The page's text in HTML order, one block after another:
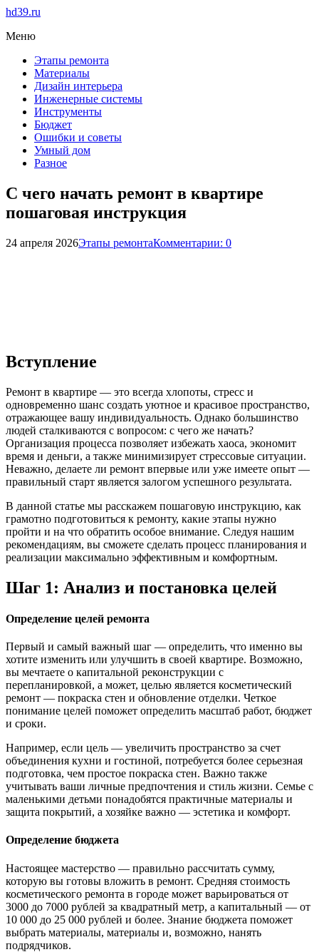
hd39.ru
Меню
Этапы ремонта
Материалы
Дизайн интерьера
Инженерные системы
Инструменты
Бюджет
Ошибки и советы
Умный дом
Разное
С чего начать ремонт в квартире
пошаговая инструкция
24 апреля 2026Этапы ремонтаКомментарии: 0
Вступление
Ремонт в квартире — это всегда хлопоты, стресс и
одновременно шанс создать уютное и красивое пространство,
отражающее вашу индивидуальность. Однако большинство
людей сталкиваются с вопросом: с чего же начать?
Организация процесса позволяет избежать хаоса, экономит
время и деньги, а также минимизирует стрессовые ситуации.
Неважно, делаете ли ремонт впервые или уже имеете опыт —
правильный старт является залогом успешного результата.
В данной статье мы расскажем пошаговую инструкцию, как
грамотно подготовиться к ремонту, какие этапы нужно
пройти и на что обратить особое внимание. Следуя нашим
рекомендациям, вы сможете сделать процесс планирования и
реализации максимально эффективным и комфортным.
Шаг 1: Анализ и постановка целей
Определение целей ремонта
Первый и самый важный шаг — определить, что именно вы
хотите изменить или улучшить в своей квартире. Возможно,
вы мечтаете о капитальной реконструкции с
перепланировкой, а может, целью является косметический
ремонт — покраска стен и обновление отделки. Четкое
понимание целей поможет определить масштаб работ, бюджет
и сроки.
Например, если цель — увеличить пространство за счет
объединения кухни и гостиной, потребуется более серьезная
подготовка, чем простое покраска стен. Важно также
учитывать ваши личные предпочтения и стиль жизни. Семье с
маленькими детьми понадобятся практичные материалы и
защита покрытий, а хозяйке важно — эстетика и комфорт.
Определение бюджета
Настоящее мастерство — правильно рассчитать сумму,
которую вы готовы вложить в ремонт. Средняя стоимость
косметического ремонта в городе может варьироваться от
3000 до 7000 рублей за квадратный метр, а капитальный — от
10 000 до 25 000 рублей и более. Знание бюджета поможет
выбрать материалы, материалы и, возможно, нанять
подрядчиков.